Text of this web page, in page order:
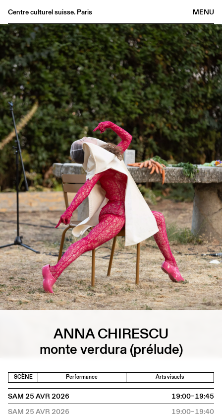
MENU
Centre culturel suisse. Paris
Agenda
Librairie
Buvette
Archives
Médiathèque
Éditions
Informations
FR/EN
ANNA CHIRESCU
monte verdura (prélude)
SCÈNE Performance Arts visuels
SAM 25 AVR 2026
19:00–19:45
SAM 25 AVR 2026
19:00–19:40